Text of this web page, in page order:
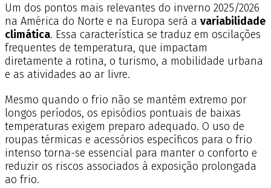
Um dos pontos mais relevantes do inverno 2025/2026
na América do Norte e na Europa será a variabilidade
climática. Essa característica se traduz em oscilações
frequentes de temperatura, que impactam
diretamente a rotina, o turismo, a mobilidade urbana
e as atividades ao ar livre.
Mesmo quando o frio não se mantém extremo por
longos períodos, os episódios pontuais de baixas
temperaturas exigem preparo adequado. O uso de
roupas térmicas e acessórios específicos para o frio
intenso torna-se essencial para manter o conforto e
reduzir os riscos associados à exposição prolongada
ao frio.